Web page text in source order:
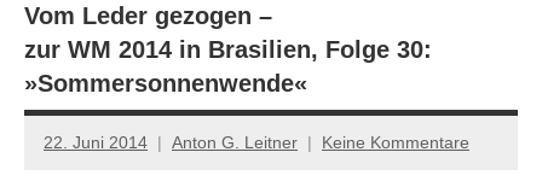
Lyrik,
Essay
Vom Leder gezogen –
zur WM 2014 in Brasilien, Folge 30:
»Sommersonnenwende«
22. Juni 2014 Anton G. Leitner Keine Kommentare